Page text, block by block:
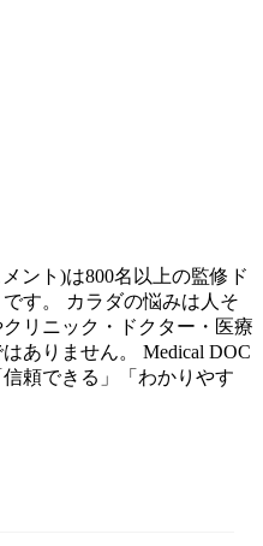
ント)は800名以上の監修ド
す。 カラダの悩みは人そ
リニック・ドクター・医療
ありません。 Medical DOC
頼できる」「わかりやす